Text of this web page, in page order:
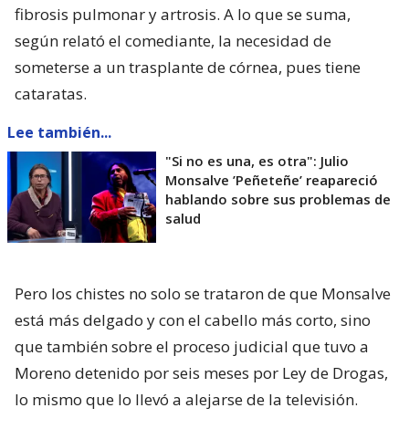
fibrosis pulmonar y artrosis. A lo que se suma,
según relató el comediante, la necesidad de
someterse a un trasplante de córnea, pues tiene
cataratas.
Lee también...
"Si no es una, es otra": Julio
Monsalve ’Peñeteñe’ reapareció
hablando sobre sus problemas de
salud
Pero los chistes no solo se trataron de que Monsalve
está más delgado y con el cabello más corto, sino
que también sobre el proceso judicial que tuvo a
Moreno detenido por seis meses por Ley de Drogas,
lo mismo que lo llevó a alejarse de la televisión.